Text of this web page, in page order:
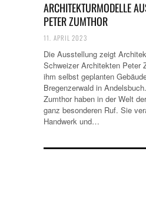
ARCHITEKTURMODELLE
PETER ZUMTHOR
11. APRIL 2023
Die Ausstellung zeigt
Schweizer Architekten Peter
ihm selbst geplanten
Bregenzerwald in
Zumthor haben in der Welt
ganz besonderen Ruf. Sie
Handwerk und…